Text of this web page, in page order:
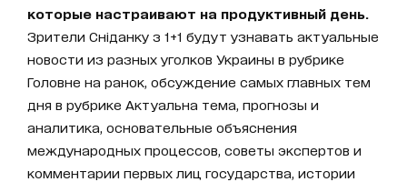
которые настраивают на продуктивный день.
Зрители Сніданку з 1+1 будут узнавать актуальные
новости из разных уголков Украины в рубрике
Головне на ранок, обсуждение самых главных тем
дня в рубрике Актуальна тема, прогнозы и
аналитика, основательные объяснения
международных процессов, советы экспертов и
комментарии первых лиц государства, истории